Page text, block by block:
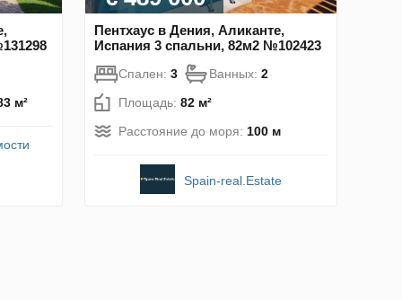
м²
Пентхаус в Дения, Аликанте,
Испания 3 спальни, 82м2 №102423
Спален: 3 Ванных: 2
Площадь: 82 м²
Расстояние до моря: 100 м
Spain-real.Estate